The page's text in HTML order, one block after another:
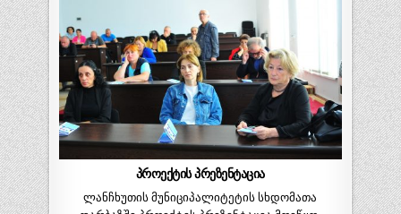
პროექტის პრეზენტაცია
ლანჩხუთის მუნიციპალიტეტის სხდომათა